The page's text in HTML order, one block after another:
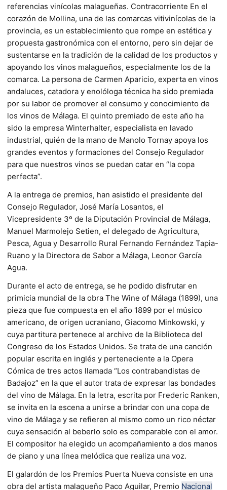
referencias vinícolas malagueñas. Contracorriente En el
corazón de Mollina, una de las comarcas vitivinícolas de la
provincia, es un establecimiento que rompe en estética y
propuesta gastronómica con el entorno, pero sin dejar de
sustentarse en la tradición de la calidad de los productos y
apoyando los vinos malagueños, especialmente los de la
comarca. La persona de Carmen Aparicio, experta en vinos
andaluces, catadora y enolóloga técnica ha sido premiada
por su labor de promover el consumo y conocimiento de
los vinos de Málaga. El quinto premiado de este año ha
sido la empresa Winterhalter, especialista en lavado
industrial, quién de la mano de Manolo Tornay apoya los
grandes eventos y formaciones del Consejo Regulador
para que nuestros vinos se puedan catar en “la copa
perfecta”.
A la entrega de premios, han asistido el presidente del
Consejo Regulador, José María Losantos, el
Vicepresidente 3º de la Diputación Provincial de Málaga,
Manuel Marmolejo Setien, el delegado de Agricultura,
Pesca, Agua y Desarrollo Rural Fernando Fernández Tapia-
Ruano y la Directora de Sabor a Málaga, Leonor García
Agua.
Durante el acto de entrega, se he podido disfrutar en
primicia mundial de la obra The Wine of Málaga (1899), una
pieza que fue compuesta en el año 1899 por el músico
americano, de origen ucraniano, Giacomo Minkowski, y
cuya partitura pertenece al archivo de la Biblioteca del
Congreso de los Estados Unidos. Se trata de una canción
popular escrita en inglés y perteneciente a la Opera
Cómica de tres actos llamada “Los contrabandistas de
Badajoz” en la que el autor trata de expresar las bondades
del vino de Málaga. En la letra, escrita por Frederic Ranken,
se invita en la escena a unirse a brindar con una copa de
vino de Málaga y se refieren al mismo como un rico néctar
cuya sensación al beberlo solo es comparable con el amor.
El compositor ha elegido un acompañamiento a dos manos
de piano y una línea melódica que realiza una voz.
El galardón de los Premios Puerta Nueva consiste en una
obra del artista malagueño Paco Aguilar, Premio Nacional